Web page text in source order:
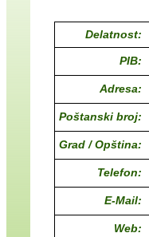
Delatnost:
PIB:
Adresa:
Poštanski broj:
Grad / Opština:
Telefon:
E-Mail:
Web: